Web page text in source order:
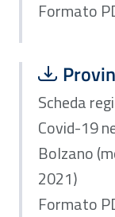
Formato
Scarica
Formato
Scheda
Covid-19
Bolzano
2021)
Formato